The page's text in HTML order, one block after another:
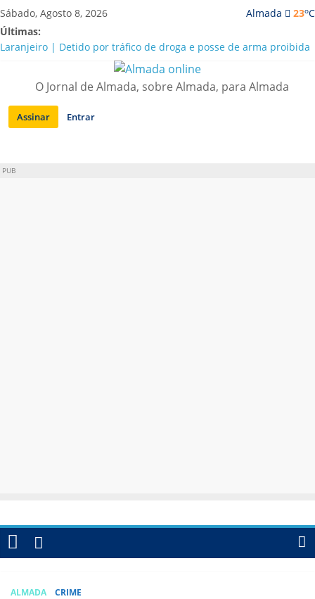
Saltar
para
conteúdo
Almada 23oC
Sábado, Agosto 8, 2026
Últimas:
Laranjeiro | Detido por tráfico de droga e posse de arma proibida
A “crise” da água em Almada: ilações e ensinamentos necessários
Costa da Caparica | Polícia Marítima e ASAE detectam
irregularidades em habitações e restaurantes
APA diz que falta de água em Almada “foi um problema de má
O Jornal de Almada, sobre Almada, para Almada
Assinar Entrar
PUB
ALMADA CRIME